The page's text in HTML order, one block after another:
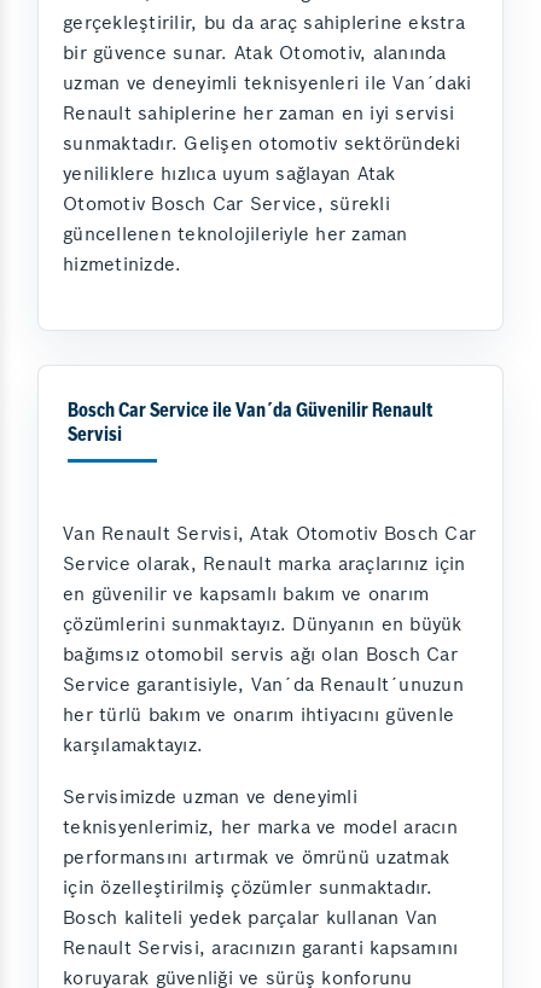
gerçekleştirilir, bu da araç sahiplerine ekstra
bir güvence sunar. Atak Otomotiv, alanında
uzman ve deneyimli teknisyenleri ile Van´daki
Renault sahiplerine her zaman en iyi servisi
sunmaktadır. Gelişen otomotiv sektöründeki
yeniliklere hızlıca uyum sağlayan Atak
Otomotiv Bosch Car Service, sürekli
güncellenen teknolojileriyle her zaman
hizmetinizde.
Bosch Car Service ile Van´da Güvenilir Renault
Servisi
Van Renault Servisi, Atak Otomotiv Bosch Car
Service olarak, Renault marka araçlarınız için
en güvenilir ve kapsamlı bakım ve onarım
çözümlerini sunmaktayız. Dünyanın en büyük
bağımsız otomobil servis ağı olan Bosch Car
Service garantisiyle, Van´da Renault´unuzun
her türlü bakım ve onarım ihtiyacını güvenle
karşılamaktayız.
Servisimizde uzman ve deneyimli
teknisyenlerimiz, her marka ve model aracın
performansını artırmak ve ömrünü uzatmak
için özelleştirilmiş çözümler sunmaktadır.
Bosch kaliteli yedek parçalar kullanan Van
Renault Servisi, aracınızın garanti kapsamını
koruyarak güvenliği ve sürüş konforunu